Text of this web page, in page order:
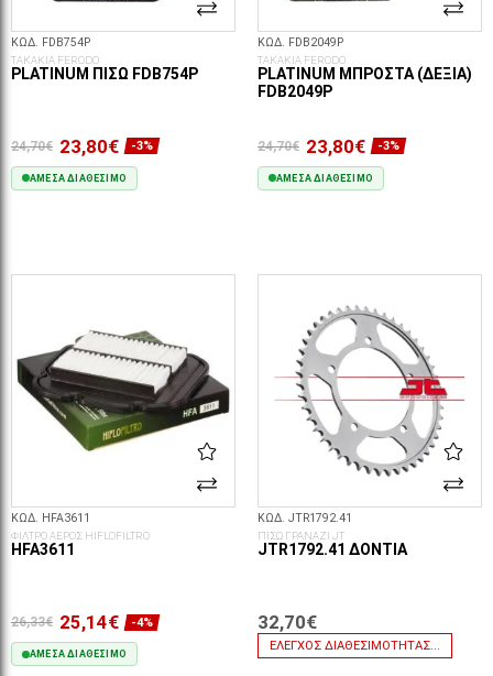
ΚΩΔ. FDB754P
ΤΑΚΑΚΙΑ FERODO
PLATINUM ΠΊΣΩ FDB754P
24,70€ 23,80€ -3%
ΆΜΕΣΑ ΔΙΑΘΈΣΙΜΟ
ΚΩΔ. FDB2049P
ΤΑΚΑΚΙΑ FERODO
PLATINUM ΜΠΡΟΣΤΆ (ΔΕΞΙΆ)
FDB2049P
24,70€ 23,80€ -3%
ΆΜΕΣΑ ΔΙΑΘΈΣΙΜΟ
ΚΩΔ. HFA3611
ΦΙΛΤΡΟ ΑΕΡΟΣ HIFLOFILTRO
HFA3611
26,33€ 25,14€ -4%
ΆΜΕΣΑ ΔΙΑΘΈΣΙΜΟ
ΚΩΔ. JTR1792.41
ΠΙΣΩ ΓΡΑΝΑΖΙ JT
JTR1792.41 ΔΌΝΤΙΑ
32,70€
ΈΛΕΓΧΟΣ ΔΙΑΘΕΣΙΜΌΤΗΤΑΣ...